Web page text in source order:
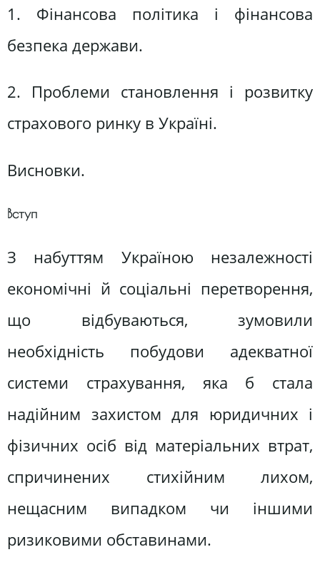
1. Фінансова політика і фінансова
безпека держави.
2. Проблеми становлення і розвитку
страхового ринку в Україні.
Висновки.
Вступ
З набуттям Україною незалежності
економічні й соціальні перетворення,
що відбуваються, зумовили
необхідність побудови адекватної
системи страхування, яка б стала
надійним захистом для юридичних і
фізичних осіб від матеріальних втрат,
спричинених стихійним лихом,
нещасним випадком чи іншими
ризиковими обставинами.